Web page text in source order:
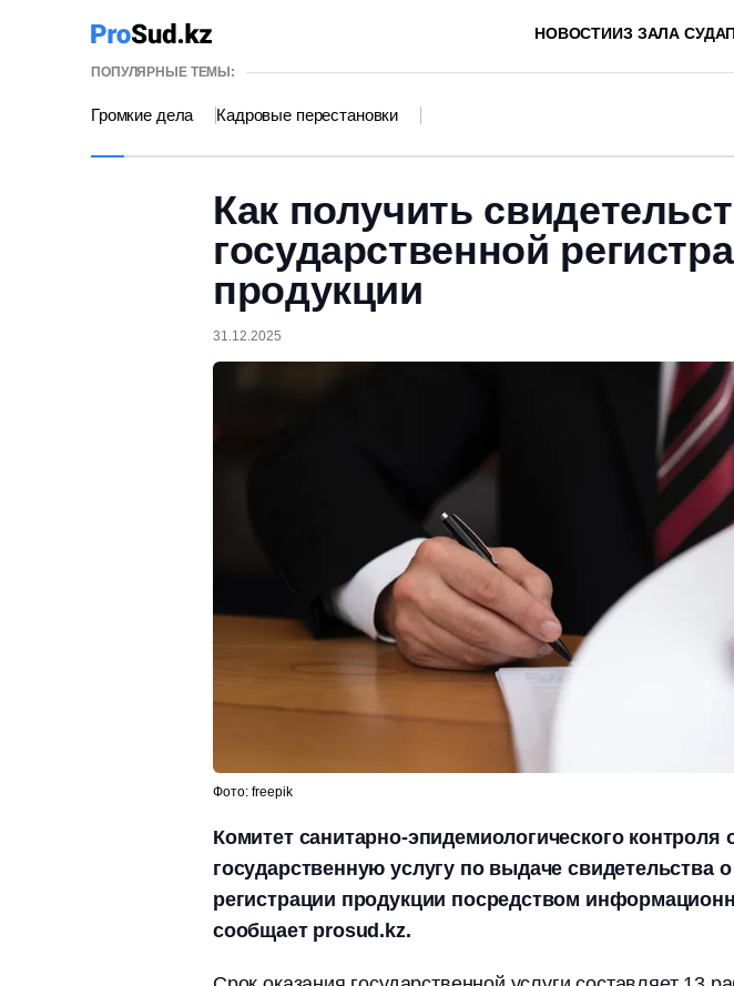
НОВОСТИИЗ ЗАЛА СУДА
ПОПУЛЯРНЫЕ ТЕМЫ:
Громкие дела Кадровые перестановки
Как получить
государственной
продукции
31.12.2025
Фото: freepik
Комитет санитарно-эпидемиологического контроля
государственную услугу по выдаче свидетельства
регистрации продукции посредством
сообщает prosud.kz.